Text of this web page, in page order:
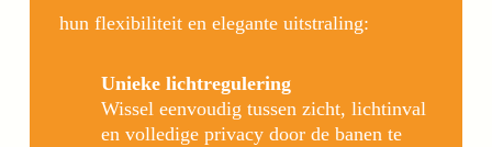
hun flexibiliteit en elegante uitstraling:
Unieke lichtregulering
Wissel eenvoudig tussen zicht, lichtinval
en volledige privacy door de banen te